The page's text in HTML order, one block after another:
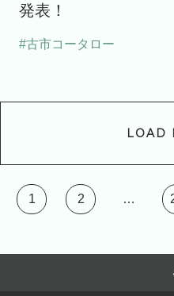
発表！
#古市コータロー
LOAD
1 2 …